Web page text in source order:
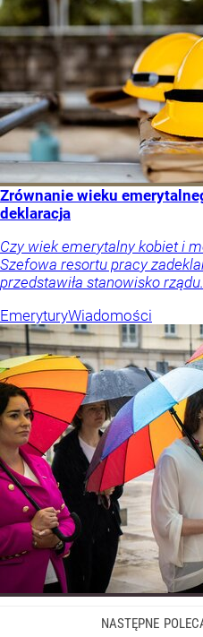
Zrównanie wieku
deklaracja
Czy wiek emerytalny kobiet i
Szefowa resortu pracy
przedstawiła stanowisko rządu.
EmeryturyWiadomości